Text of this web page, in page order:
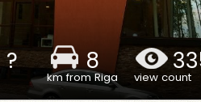
? 8
km from Riga view count